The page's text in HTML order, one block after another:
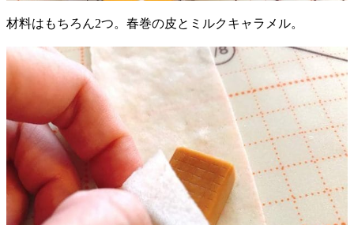
材料はもちろん2つ。春巻の皮とミルクキャラメル。